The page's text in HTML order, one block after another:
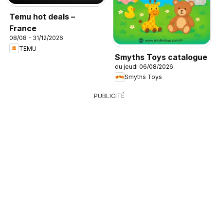
Temu hot deals –
France
08/08 - 31/12/2026
TEMU
Smyths Toys catalogue
du jeudi 06/08/2026
Smyths Toys
PUBLICITÉ